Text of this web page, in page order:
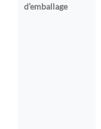
d’emballage